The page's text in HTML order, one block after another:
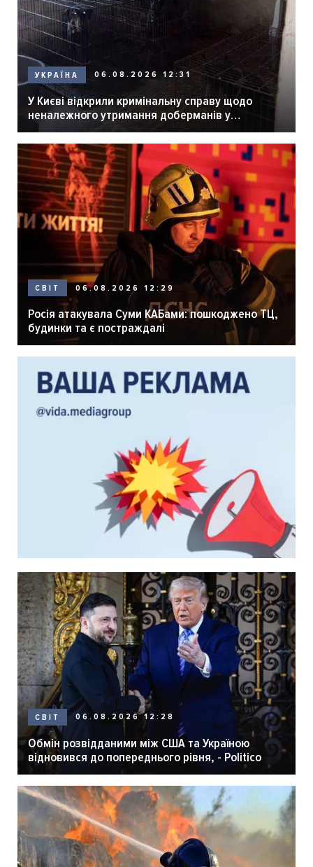
УКРАЇНА 06.08.2026 12:31
У Києві відкрили кримінальну справу щодо
неналежного утримання доберманів у
розпліднику
СВІТ 06.08.2026 12:29
Росія атакувала Суми КАБами: пошкоджено ТЦ,
будинки та є постраждалі
СВІТ 06.08.2026 12:28
Обмін розвідданими між США та Україною
відновився до попереднього рівня, - Politico